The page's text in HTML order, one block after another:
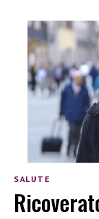
SALUTE